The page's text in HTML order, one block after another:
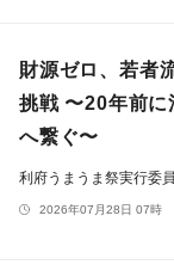
財源ゼロ、若者
挑戦 〜20年前
へ繋ぐ〜
利府うまうま祭実行委
2026年07月28日 07時